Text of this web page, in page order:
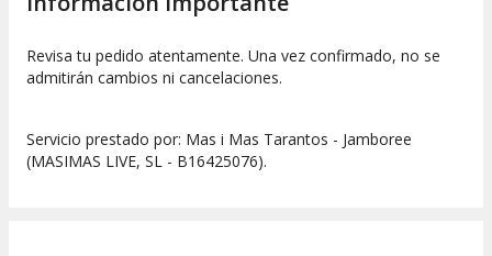
Revisa tu pedido atentamente. Una vez confirmado, no se
admitirán cambios ni cancelaciones.
Servicio prestado por: Mas i Mas Tarantos - Jamboree
(MASIMAS LIVE, SL - B16425076).